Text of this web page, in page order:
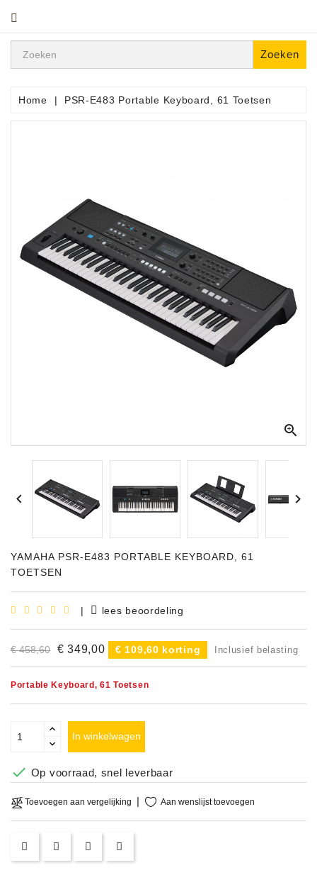
CATEGORIE
Zoeken
Home PSR-E483 Portable Keyboard, 61 Toetsen

 
YAMAHA PSR-E483 PORTABLE KEYBOARD, 61
TOETSEN
| lees beoordeling
€ 458,60 € 349,00 € 109,60 korting Inclusief belasting
Portable Keyboard, 61 Toetsen
In winkelwagen
 Op voorraad, snel leverbaar
Toevoegen aan vergelijking Aan wenslijst toevoegen